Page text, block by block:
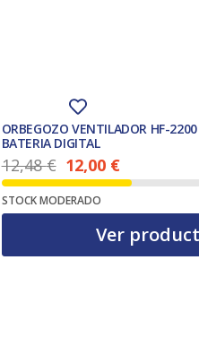
ORBEGOZO VENTILADOR HF-
BATERIA DIGITAL
12,48€
El precio original era: 12,48 €.
12,00 €
El precio actual es: 12,00 €.
STOCK MODERADO
Ver